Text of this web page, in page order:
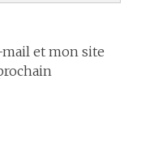
et mon site